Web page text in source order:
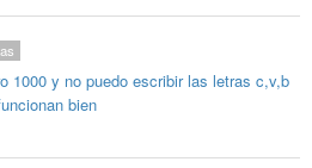
1000 y no puedo escribir las letras c,v,b
bien